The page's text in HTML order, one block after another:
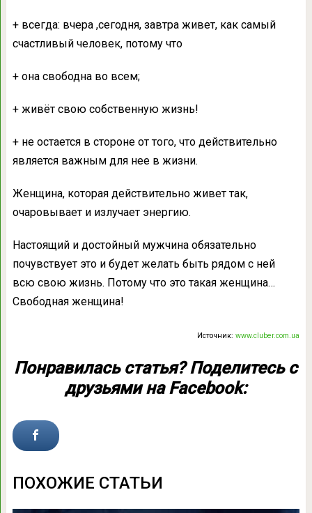
+ всегда: вчера ,сегодня, завтра живет, как самый
счастливый человек, потому что
+ она свободна во всем;
+ живёт свою собственную жизнь!
+ не остается в стороне от того, что действительно
является важным для нее в жизни.
Женщина, которая действительно живет так,
очаровывает и излучает энергию.
Настоящий и достойный мужчина обязательно
почувствует это и будет желать быть рядом с ней
всю свою жизнь. Потому что это такая женщина…
Свободная женщина!
Источник:www.cluber.com.ua
Понравилась статья? Поделитесь с
друзьями на Facebook:
ПОХОЖИЕ СТАТЬИ